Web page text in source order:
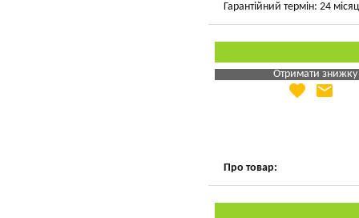
Гарантійний термін: 24
Отримати знижку
Яка Ваша ціна
favorite email
Про товар: